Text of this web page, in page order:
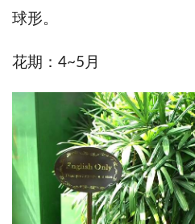
球形。
花期：4~5月